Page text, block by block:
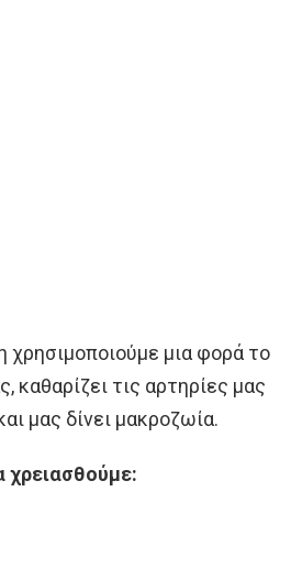
χρησιμοποιούμε μια φορά το
καθαρίζει τις αρτηρίες μας
μας δίνει μακροζωία.
χρειασθούμε: